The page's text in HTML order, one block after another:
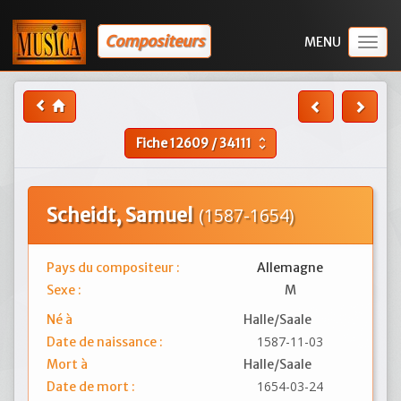
Compositeurs
Fiche12609/34111 unfold_more
Scheidt, Samuel (1587-1654)
Pays du compositeur :
Allemagne
Sexe :
M
Né à
Halle/Saale
Date de naissance :
1587-11-03
Mort à
Halle/Saale
Date de mort :
1654-03-24